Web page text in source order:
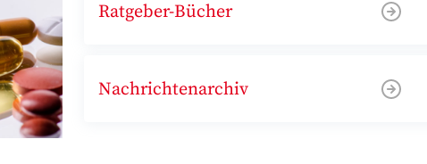
Ratgeber-Bücher
Nachrichtenarchiv